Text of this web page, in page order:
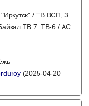
/ ТВ ВСП, 3
ТВ 7, ТВ-6 / АС
(2025-04-20